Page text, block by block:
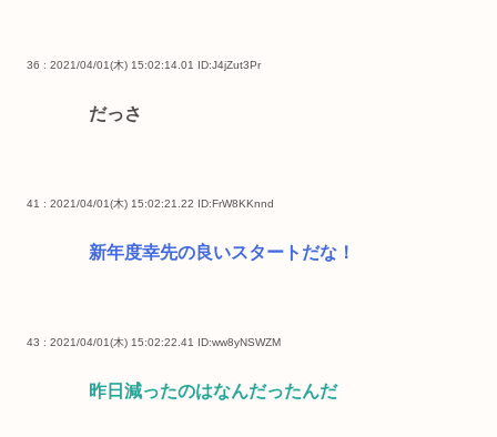
36 : 2021/04/01(木) 15:02:14.01 ID:J4jZut3Pr
だっさ
41 : 2021/04/01(木) 15:02:21.22 ID:FrW8KKnnd
新年度幸先の良いスタートだな！
43 : 2021/04/01(木) 15:02:22.41 ID:ww8yNSWZM
昨日減ったのはなんだったんだ